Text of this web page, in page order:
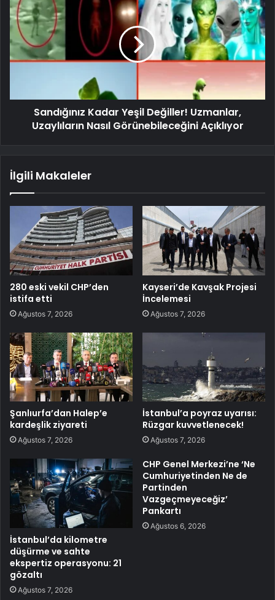
Sandığınız Kadar Yeşil Değiller! Uzmanlar,
Uzaylıların Nasıl Görünebileceğini Açıklıyor
İlgili Makaleler
280 eski vekil CHP’den
istifa etti
Ağustos 7, 2026
Kayseri’de Kavşak Projesi
İncelemesi
Ağustos 7, 2026
Şanlıurfa’dan Halep’e
kardeşlik ziyareti
Ağustos 7, 2026
İstanbul’a poyraz uyarısı:
Rüzgar kuvvetlenecek!
Ağustos 7, 2026
İstanbul’da kilometre
düşürme ve sahte
ekspertiz operasyonu: 21
gözaltı
Ağustos 7, 2026
CHP Genel Merkezi’ne ‘Ne
Cumhuriyetinden Ne de
Partinden
Vazgeçmeyeceğiz’
Pankartı
Ağustos 6, 2026